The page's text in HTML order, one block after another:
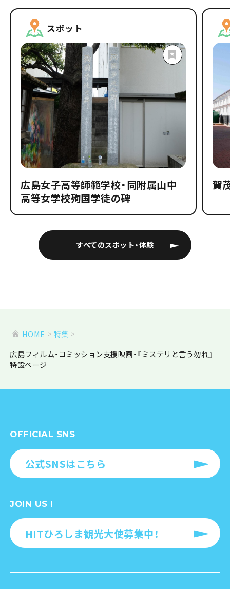
すべてのスポット・体験
スポット
広島女子高等師範学校・同附属山中
高等女学校殉国学徒の碑
賀
HOME
特集
広島フィルム・コミッション支援映画・『ミステリと言う勿れ』
特設ページ
OFFICIAL SNS
公式SNSはこちら
JOIN US !
HITひろしま観光大使募集中！